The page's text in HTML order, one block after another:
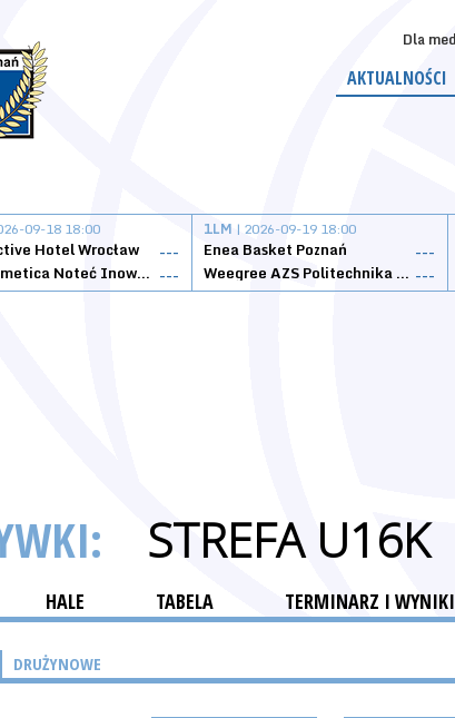
Dla
AKTUALNOŚCI
09-18 18:00
Hotel Wrocław
---
KSK Qemetica Noteć Inowrocław ---
1LM | 2026-09-19 18:00
Enea Basket Poznań
---
Weegree AZS Politechnika Opolska ---
STREFA U16K
HALE TABELA TERMINARZ I WYNIKI
DRUŻYNOWE